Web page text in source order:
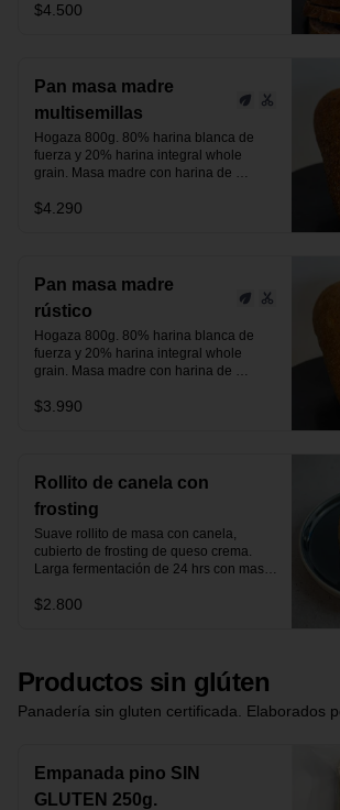
y nuez.
$4.500
Pan masa madre
multisemillas
Hogaza 800g. 80% harina blanca de
fuerza y 20% harina integral whole
grain. Masa madre con harina de
chía y sésamo tostado, previamente
$4.290
Pan masa madre
rústico
Hogaza 800g. 80% harina blanca de
fuerza y 20% harina integral whole
grain. Masa madre con harina de
24 horas de fermentación.
$3.990
Rollito de canela con
frosting
Suave rollito de masa con canela,
cubierto de frosting de queso crema.
Larga fermentación de 24 hrs con masa
$2.800
Productos sin glúten
Panadería sin gluten certificada. Elaborados
Empanada pino SIN
GLUTEN 250g.